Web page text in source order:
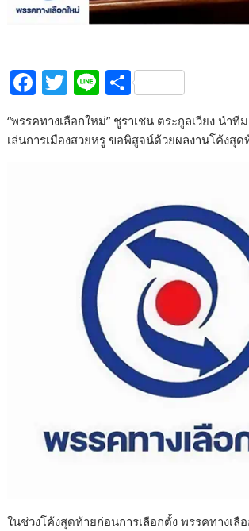
F
e
T
w
itt
Li
n
e
S
ar
e
“พรรคทางเลือกใหม่” ชูราเชน ตระกูลเวียง นำ
เล่นการเมืองสวยหรู ขอพิสูจน์ด้วยผลงานโค้งสุด
ในช่วงโค้งสุดท้ายก่อนการเลือกตั้ง พรรคทางเลื